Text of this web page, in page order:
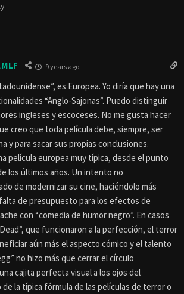
9 years ago
es Europea. Yo diría que hay una
“Anglo-Sajonas”. Puedo distinguir
ingleses y escoceses. No me gusta hacer
creo que toda película debe, siempre, ser
y para sacar sus propias conclusiones.
película europea muy típica, desde el punto
los últimos años. Un intento no
de modernizar su cine, haciéndolo más
falta de presupuesto para los efectos de
con “comedia de humor negro”. En casos
que funcionaron a la perfección, el terror
aún más el aspecto cómico y el talento
no hizo más que cerrar el círculo
cajita perfecta visual a los ojos del
la típica fórmula de las películas de terror o